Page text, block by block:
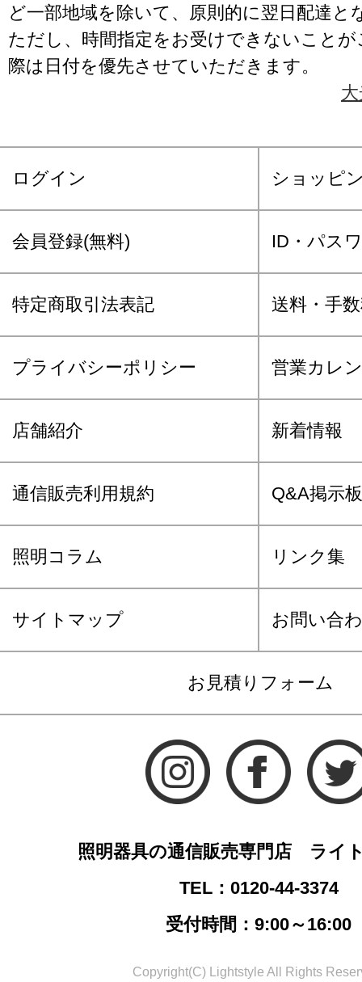
ど一部地域を除いて、原則的に翌日配達と
ただし、時間指定をお受けできないこと
際は日付を優先させていただきます。
ログイン ショッピ
会員登録(無料) ID・パス
特定商取引法表記 送料・手
プライバシーポリシー 営業カレ
店舗紹介 新着情報
通信販売利用規約 Q&A掲示板
照明コラム リンク集
サイトマップ お問い合
お見積りフォーム
照明器具の通信販売専門店 ライ
TEL：0120-44-3374
受付時間：9:00～16:00
Copyright(C) Lightstyle All Rights